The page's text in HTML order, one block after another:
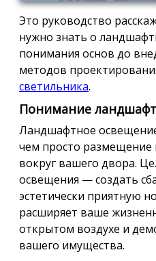
Это руководство
нужно знать о
понимания основ до
методов
светильника.
Понимание
Ландшафтное
чем просто размещение
вокруг вашего двора.
освещения — создать
эстетически приятную
расширяет ваше
открытом воздухе и
вашего имущества.